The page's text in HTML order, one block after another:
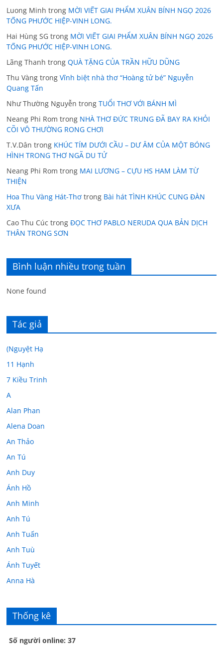
Luong Minh trong MỜI VIẾT GIAI PHẨM XUÂN BÍNH NGỌ 2026
TỐNG PHƯỚC HIỆP-VINH LONG.
Hai Hùng SG trong MỜI VIẾT GIAI PHẨM XUÂN BÍNH NGỌ 2026
TỐNG PHƯỚC HIỆP-VINH LONG.
Lãng Thanh trongQUÀ TẶNG CỦA TRẦN HỮU DŨNG
Thu Vàng trongVĩnh biệt nhà thơ “Hoàng tử bé” Nguyễn
Quang Tấn
Như Thường Nguyễn trongTUỔI THƠ VỚI BÁNH MÌ
Neang Phi Rom trong NHÀ THƠ ĐỨC TRUNG ĐÃ BAY RA KHỎI
CÕI VÔ THƯỜNG RONG CHƠI
T.V.Dân trong KHÚC TÍM DƯỚI CẦU – DƯ ÂM CỦA MỘT BÓNG
HÌNH TRONG THƠ NGÃ DU TỬ
Neang Phi Rom trong MAI LƯƠNG – CỰU HS HAM LÀM TỪ
THIỆN
Hoa Thu Vàng Hát-Thơ trong Bài hát TÌNH KHÚC CUNG ĐÀN
XƯA
Cao Thu Cúc trongĐỌC THƠ PABLO NERUDA QUA BẢN DỊCH
THÂN TRONG SƠN
Bình luận nhiều trong tuần
None found
Tác giả
(Nguyệt Hạ
11 Hạnh
7 Kiều Trinh
A
Alan Phan
Alena Doan
An Thảo
An Tú
Anh Duy
Ánh Hồ
Anh Minh
Anh Tú
Anh Tuấn
Anh Tuù
Ánh Tuyết
Anna Hà
Âu Tú Vân
Bác sĩ Hoa
Bác sĩ Stephen Mak
Thống kê
Số người online: 37